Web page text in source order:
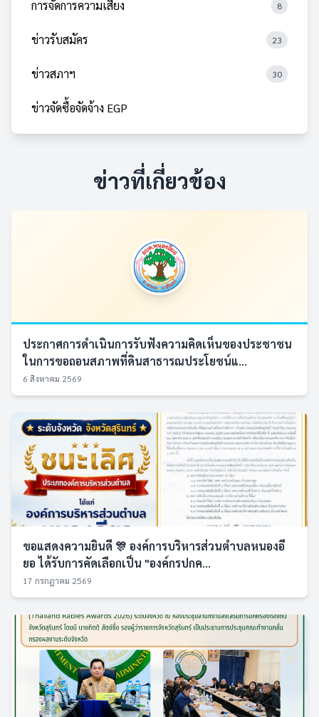
การจัดการความเสี่ยง 8
ข่าวรับสมัคร 23
ข่าวสภาฯ 30
ข่าวจัดซื้อจัดจ้าง EGP
ข่าวที่เกี่ยวข้อง
ประกาศการดำเนินการรับฟังความคิดเห็นของประชาชน
ในการขอถอนสภาพที่ดินสาธารณประโยชน์แ...
6 สิงหาคม 2569
ขอแสดงความยินดี 🎊 องค์การบริหารส่วนตำบลหนองอี
ยอ ได้รับการคัดเลือกเป็น "องค์กรปกค...
17 กรกฎาคม 2569